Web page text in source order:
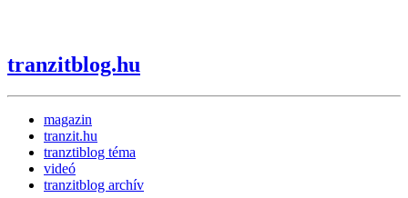
tranzitblog.hu
magazin
tranzit.hu
tranztiblog téma
videó
tranzitblog archív